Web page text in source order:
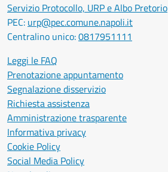
Servizio Protocollo, URP e Albo Pretorio
PEC: urp@pec.comune.napoli.it
Centralino unico:0817951111
Leggi le FAQ
Prenotazione appuntamento
Segnalazione disservizio
Richiesta assistenza
Amministrazione trasparente
Informativa privacy
Cookie Policy
Social Media Policy